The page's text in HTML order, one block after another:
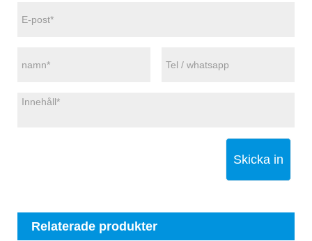
Skicka in
Relaterade produkter